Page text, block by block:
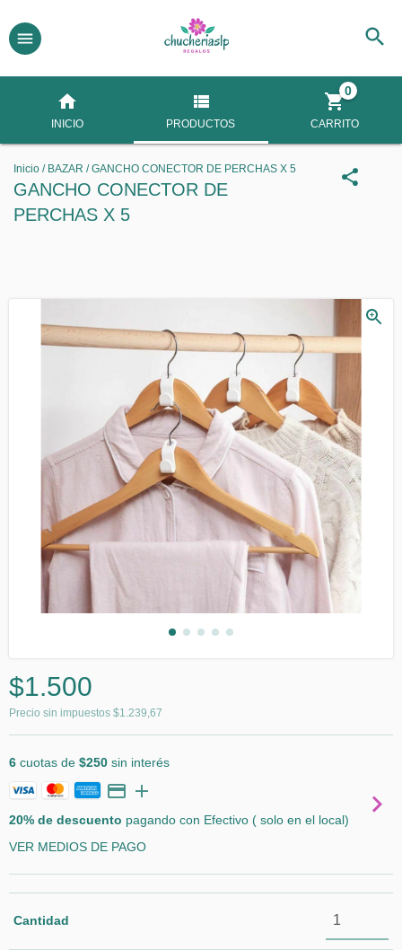
INICIO PRODUCTOS CARRITO
0
Inicio / BAZAR / GANCHO CONECTOR DE PERCHAS X 5
GANCHO CONECTOR DE
PERCHAS X 5
$1.500
Precio sin impuestos $1.239,67
6 cuotas de $250 sin interés
20% de descuento pagando con Efectivo ( solo en el local)
VER MEDIOS DE PAGO
Cantidad